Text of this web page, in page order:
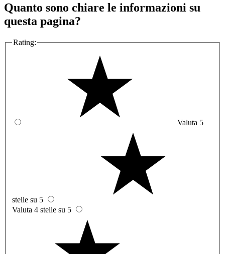
Quanto sono chiare le informazioni su
questa pagina?
Rating:
Valuta 5
stelle su 5
Valuta 4 stelle su 5